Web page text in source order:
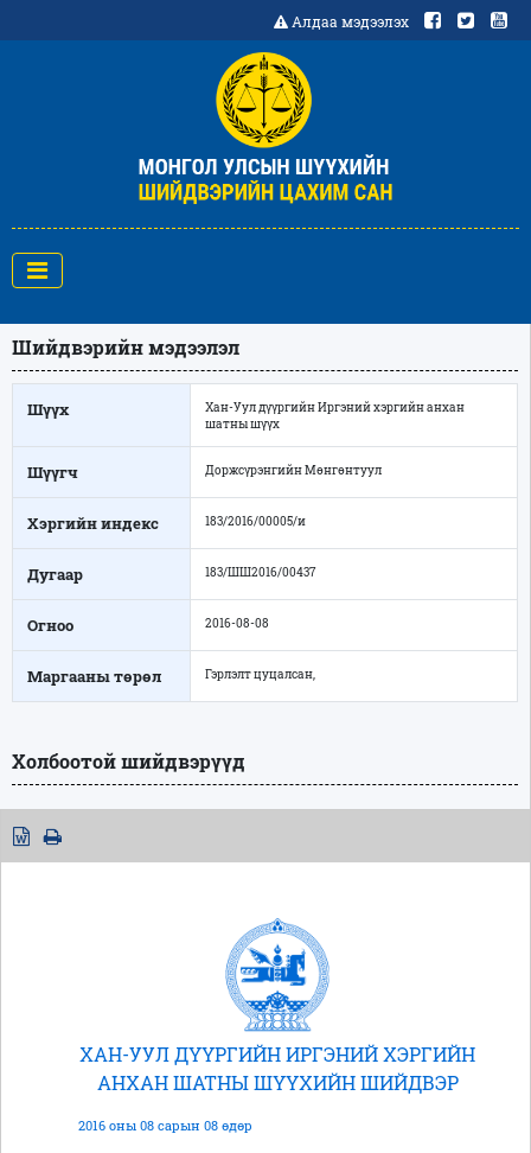
Алдаа мэдээлэх
Шийдвэрийн мэдээлэл
Шүүх
Хан-Уул дүүргийн Иргэний хэргийн анхан
шатны шүүх
Шүүгч Доржсүрэнгийн Мөнгөнтуул
Хэргийн индекс 183/2016/00005/и
Дугаар 183/ШШ2016/00437
Огноо 2016-08-08
Маргааны төрөл Гэрлэлт цуцалсан,
Холбоотой шийдвэрүүд
ХАН-УУЛ ДҮҮРГИЙН ИРГЭНИЙ ХЭРГИЙН
АНХАН ШАТНЫ ШҮҮХИЙН ШИЙДВЭР
2016 оны 08 сарын 08 өдөр